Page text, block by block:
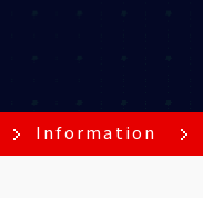
Information